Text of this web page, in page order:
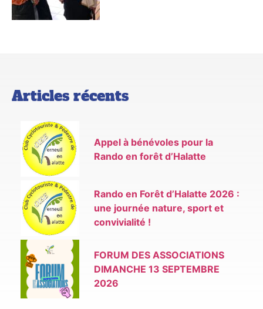
Articles récents
Appel à bénévoles pour la
Rando en forêt d’Halatte
Rando en Forêt d’Halatte 2026 :
une journée nature, sport et
convivialité !
FORUM DES ASSOCIATIONS
DIMANCHE 13 SEPTEMBRE
2026